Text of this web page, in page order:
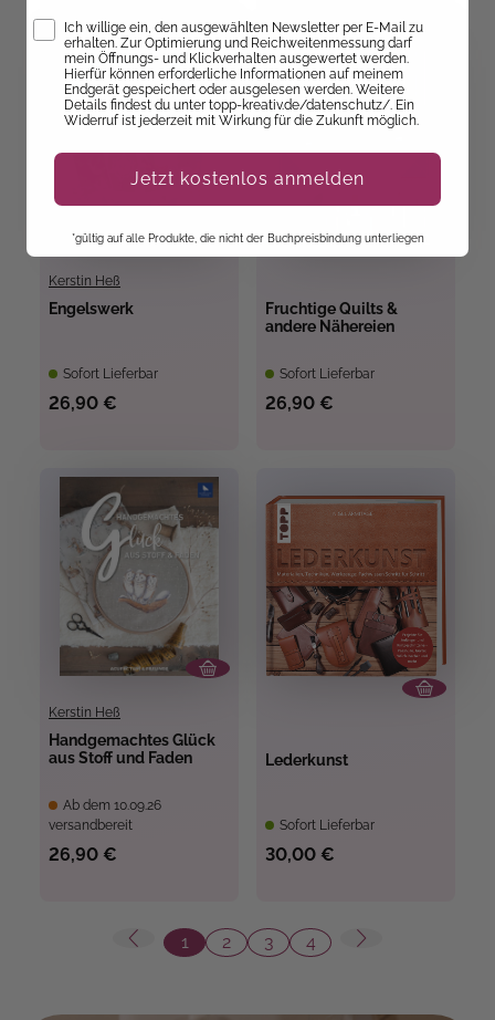
Kerstin Heß
Engelswerk
Sofort Lieferbar
26,90 €
Fruchtige Quilts &
andere Nähereien
Sofort Lieferbar
26,90 €
Kerstin Heß
Handgemachtes Glück
aus Stoff und Faden
Ab dem 10.09.26
versandbereit
26,90 €
Lederkunst
Sofort Lieferbar
30,00 €
Seite
1
Seite
2
Seite
3
Seite
4
Opt-InIch willige ein, den ausgewählten Newsletter per E-Mail zu
erhalten. Zur Optimierung und Reichweitenmessung darf
mein Öffnungs- und Klickverhalten ausgewertet werden.
Hierfür können erforderliche Informationen auf meinem
Endgerät gespeichert oder ausgelesen werden. Weitere
Details findest du unter topp-kreativ.de/datenschutz/. Ein
Widerruf ist jederzeit mit Wirkung für die Zukunft möglich.
Jetzt kostenlos anmelden
*gültig auf alle Produkte, die nicht der Buchpreisbindung unterliegen